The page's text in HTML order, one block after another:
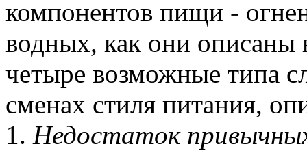
компонентов пищи -
водных, как они описаны
четыре возможные типа
сменах стиля питания,
1. Недостаток